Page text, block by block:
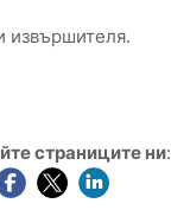
извършителя.
страниците ни: